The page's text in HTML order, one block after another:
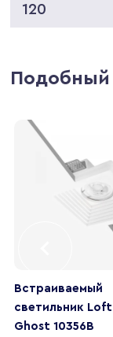
120
Подобный
Встраиваемый
светильник Loft
Ghost 10356B